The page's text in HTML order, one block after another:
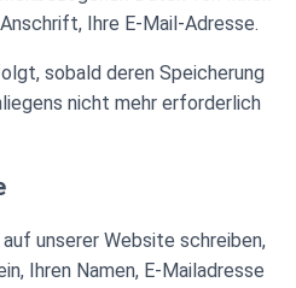
Ihre E-Mail-Adresse.
sobald deren Speicherung
nicht mehr erforderlich
unserer Website schreiben,
Ihren Namen, E-Mailadresse